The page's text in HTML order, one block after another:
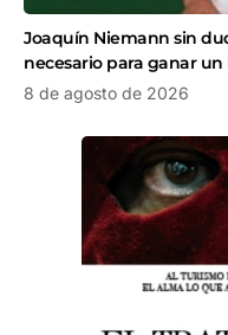
Joaquín Niemann sin
necesario para ganar un
8 de agosto de 2026